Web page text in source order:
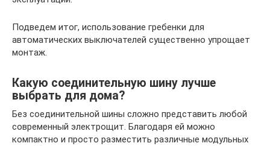
Подведем итог, использование гребенки для
автоматических выключателей существенно упрощает
монтаж.
Какую соединительную шину лучше
выбрать для дома?
Без соединительной шины сложно представить любой
современный электрощит. Благодаря ей можно
компактно и просто разместить различные модульных